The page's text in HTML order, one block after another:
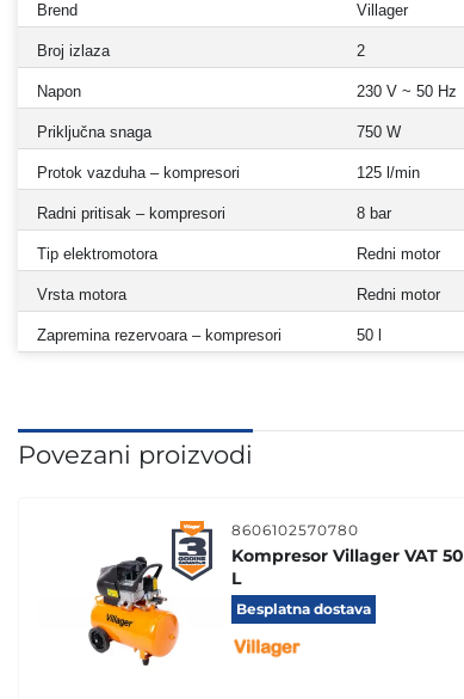
Brend Villager
Broj izlaza 2
Napon 230 V ~ 50 Hz
Priključna snaga 750 W
Protok vazduha – kompresori 125 l/min
Radni pritisak – kompresori 8 bar
Tip elektromotora Redni motor
Vrsta motora Redni motor
Zapremina rezervoara – kompresori 50 l
Povezani proizvodi
8606102570780
Kompresor Villager VAT 50
L
Besplatna dostava